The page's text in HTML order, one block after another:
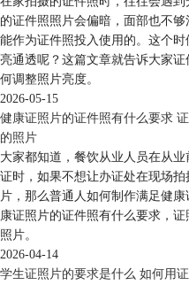
的证件照照片会偏暗，面部也不
能作为证件照投入使用的。这个
亮通透呢？这篇文章就告诉大家
何调整照片亮度。
2026-05-15
健康证照片的证件照有什么要求
的照片
大家都知道，餐饮从业人员在从
证时，如果不想让办证处在现场
片，那么普通人如何制作满足健
康证照片的证件照有什么要求，
照片。
2026-04-14
学生证照片的要求是什么 如何用